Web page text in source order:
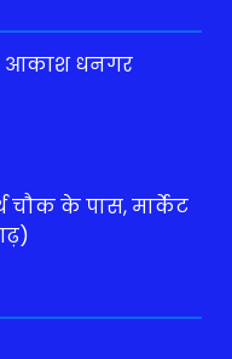
आकाश धनगर
चौक के पास, मार्केट